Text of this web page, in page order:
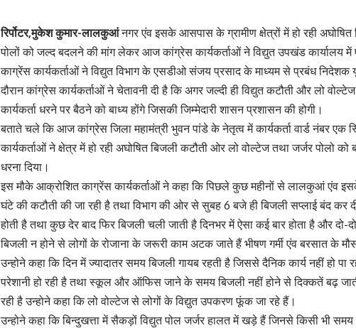
रिर्पोटर,मुकेश कुमार-लालकुआंनगर एंव इसके आसपास के ग्रामीण क्षेत्रों में हो रही अघोषित
पोलों को जल्द बदलने की मांग लेकर आज कांग्रेस कार्यकर्ताओं ने विद्युत उपखंड कार्यालय
काग्रेंस कार्यकर्ताओं ने विद्युत विभाग के एसडीओ संजय प्रसाद के माध्यम से प्रबंध निदेशक
दौरान कांग्रेस कार्यकर्ताओं ने चेतावनी दी है कि अगर जल्दी ही विद्युत कटौती और लो
कार्यकर्ता धरने पर बैठने को बाध्य होंगे जिसकी जिम्मेदारी शासन प्रशासन की होगी।
बताते चले कि आज कांग्रेस जिला महामंत्री भुवन पांडे के नेतृत्व में कार्यकर्ता वार्ड नंबर एक
कार्यकर्ताओं ने क्षेत्र में हो रही अघोषित बिजली कटौती ओर लो वोल्टेज तथा जर्जर पोलो
धरना दिया।
इस मौके आक्रोशित काग्रेंस कार्यकर्ताओं ने कहा कि पिछले कुछ महीनों से लालकुआं एंव
घंटे की कटौती की जा रही है तथा विभाग की ओर से सुबह 6 बजे ही बिजली सप्लाई बंद कर
होती है तथा कुछ देर बाद फिर बिजली चली जाती है दिनभर में ऐसा कई बार होता है और
बिजली न होने से लोगों के रोजाना के जरूरी काम अटक जाते हैं भीषण गर्मी एंव बरसात के
उन्होने कहा कि दिन में ज्यादातर समय बिजली गायब रहती है जिससे दैनिक कार्य नहीं हो पा
परेशानी हो रही है तथा स्कूल और ऑफिस जाने के समय बिजली नहीं होने से दिक्कतें बढ़
रही है उन्होने कहा कि लो वोल्टेज से लोगों के विद्युत उपकरण फूंक जा रहे हैं।
उन्होने कहा कि बिन्दुखत्ता में सैकड़ों विद्युत पोल जर्जर हालत में खड़े हैं जिनसे किसी भी समय